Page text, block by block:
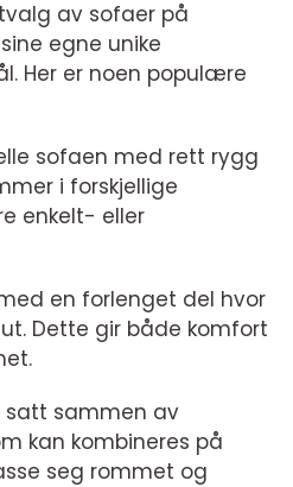
av sofaer på
egne unike
Her er noen populære
sofaen med rett rygg
i forskjellige
enkelt- eller
en forlenget del hvor
Dette gir både komfort
satt sammen av
kan kombineres på
seg rommet og